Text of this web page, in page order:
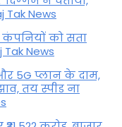
Tak News
कंपनियों को सता
News
5G प्लान के दाम,
तय स्पीड ना